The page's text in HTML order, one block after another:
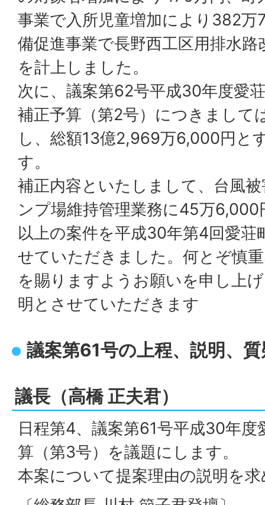
事業で入所児童増加により382万
備促進事業で長野西工区用排水
を計上しました。
次に、議案第62号平成30年度愛
補正予算（第2号）につきまして
し、総額13億2,969万6,000円と
す。
補正内容といたしまして、台風
ンプ場維持管理業務に45万
以上の案件を平成30年第4回愛荘
せていただきました。何とぞ慎
を賜りますようお願いを申し上
明とさせていただきます
議案第61号の上程、説明、
議長（高橋 正夫君）
日程第4、議案第61号平成30年度
算（第3号）を議題にします。
本案について提案理由の説明を